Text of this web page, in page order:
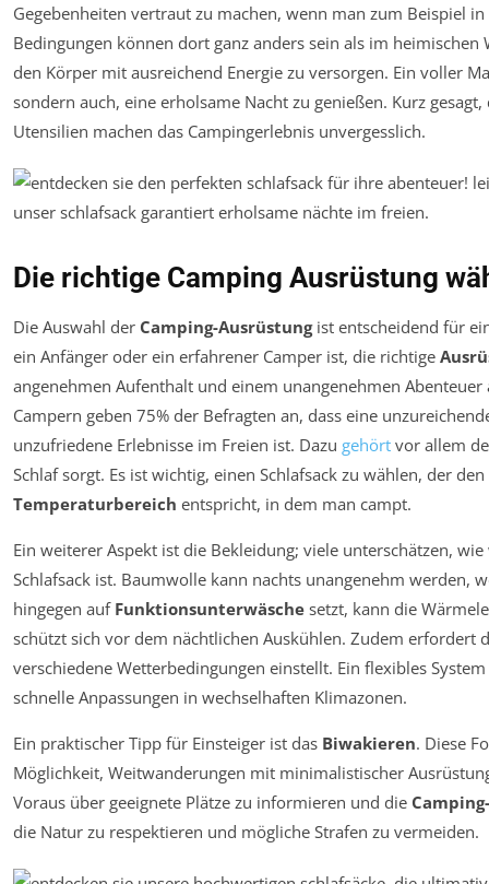
Gegebenheiten vertraut zu machen, wenn man zum Beispiel in
Bedingungen können dort ganz anders sein als im heimischen
den Körper mit ausreichend Energie zu versorgen. Ein voller
sondern auch, eine erholsame Nacht zu genießen. Kurz
Utensilien machen das Campingerlebnis unvergesslich.
Die richtige Camping Ausrüstung
Die Auswahl der Camping-Ausrüstungist entscheidend für
ein Anfänger oder ein erfahrener Camper ist, die richtige
angenehmen Aufenthalt und einem unangenehmen
Campern geben 75% der Befragten an, dass eine
unzufriedene Erlebnisse im Freien ist. Dazu gehört vor allem
Schlaf sorgt. Es ist wichtig, einen Schlafsack zu wählen, der
Temperaturbereich entspricht, in dem man campt.
Ein weiterer Aspekt ist die Bekleidung; viele unterschätzen,
Schlafsack ist. Baumwolle kann nachts unangenehm werden,
hingegen auf Funktionsunterwäsche setzt, kann die
schützt sich vor dem nächtlichen Auskühlen. Zudem erfordert
verschiedene Wetterbedingungen einstellt. Ein flexibles
schnelle Anpassungen in wechselhaften Klimazonen.
Ein praktischer Tipp für Einsteiger ist das Biwakieren. Diese
Möglichkeit, Weitwanderungen mit minimalistischer
Voraus über geeignete Plätze zu informieren und die
die Natur zu respektieren und mögliche Strafen zu vermeiden.